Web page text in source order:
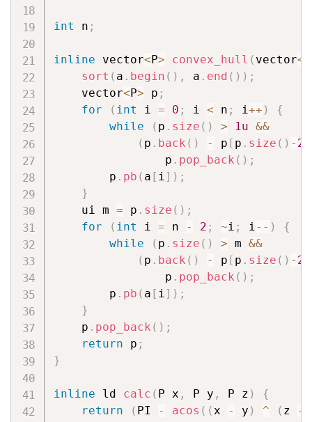
int n ;
inline vector<P> convex_hull ( vector<
sort ( a . begin ( ) , a . end ( ) ) ;
    vector
<P> p ;
for
( int i = 0 ; i < n ; i++ )
{
while
( p . size ( ) > 1u &&
( p . back ( ) - p [ p . size ( ) - 2
                p
. pop_back ( ) ;
        p
. pb ( a [ i] ) ;
}
    ui m
= p . size ( ) ;
for
( int i = n - 2 ; ~i ; i-- )
{
while
( p . size ( ) > m &&
( p . back ( ) - p [ p . size ( ) - 2
                p
. pop_back ( ) ;
        p
. pb ( a [ i] ) ;
}
    p
. pop_back ( ) ;
return p ;
}
inline ld calc ( P x , P y , P z )
{
return
( PI - acos ( (x - y ) ^ ( z -